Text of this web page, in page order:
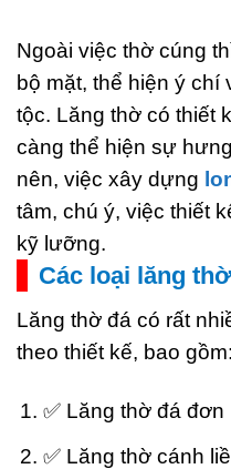
Ngoài việc thờ cúng
bộ mặt, thể hiện ý
tộc. Lăng thờ có thiết
càng thể hiện sự
nên, việc xây dựng
tâm, chú ý, việc thiết
kỹ lưỡng.
Các loại lăng
Lăng thờ đá có rất
theo thiết kế, bao gồm:
✅ Lăng thờ đá đơn
✅ Lăng thờ cánh